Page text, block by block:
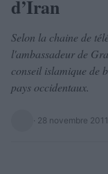
d’Iran
Selon la chaine de
l'ambassadeur de
conseil islamique de
pays occidentaux.
· 28 novembre 2011